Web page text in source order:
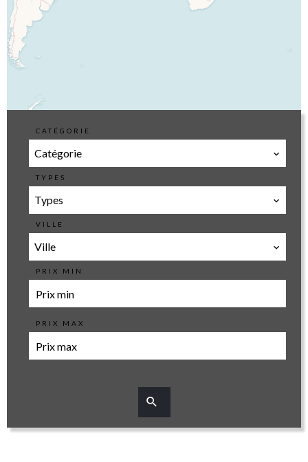
CATÉGORIE
Catégorie
TYPES
Types
VILLE
Ville
PRIX MIN
PRIX MAX